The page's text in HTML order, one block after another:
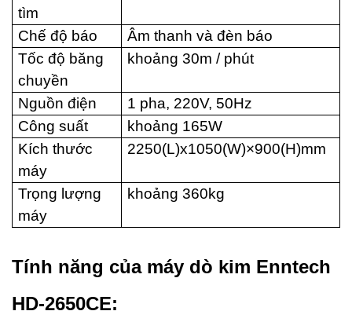
tìm
Chế độ báo
Âm thanh và đèn báo
Tốc độ băng
chuyền
khoảng 30m / phút
Nguồn điện
1 pha, 220V, 50Hz
Công suất
khoảng 165W
Kích thước
máy
2250(L)x1050(W)×900(H)mm
Trọng lượng
máy
khoảng 360kg
Tính năng của máy dò kim Enntech
HD-2650CE: